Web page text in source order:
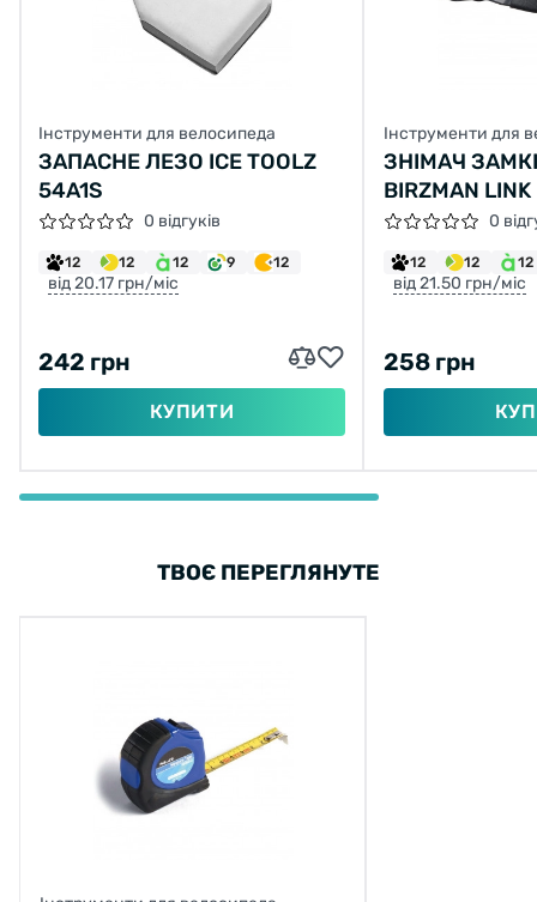
Інструменти для велосипеда
ЗАПАСНЕ ЛЕЗО ICE TOOLZ
54A1S
0 відгуків
12 12 12 9 12
від 20.17 грн/міс
242 грн
КУПИТИ
Інструменти для
ЗНІМАЧ
BIRZMAN LINK
0
12 12 12
від 21.50 грн/міс
258 грн
ТВОЄ ПЕРЕГЛЯНУТЕ